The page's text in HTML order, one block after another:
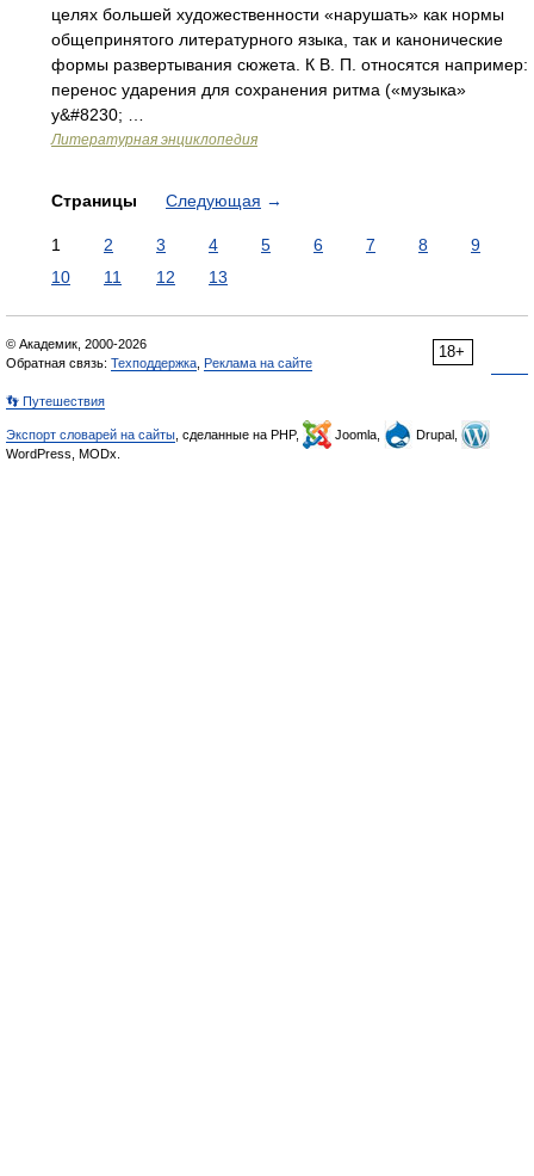
целях большей художественности «нарушать» как нормы
общепринятого литературного языка, так и канонические
формы развертывания сюжета. К В. П. относятся например:
перенос ударения для сохранения ритма («музыка»
у&#8230; …
Литературная энциклопедия
Страницы Следующая →
1 2 3 4 5 6 7 8
9
10
11 12 13
18+
© Академик, 2000-2026
Обратная связь: Техподдержка Реклама на сайте
👣 Путешествия
Экспорт словарей на сайты , сделанные на PHP, Joomla,
Drupal,
WordPress, MODx.